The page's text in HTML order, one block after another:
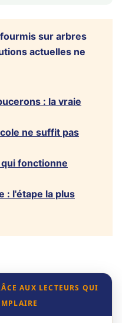
sur arbres
actuelles ne
: la vraie
ne suffit pas
fonctionne
: l'étape la plus
AUX LECTEURS QUI